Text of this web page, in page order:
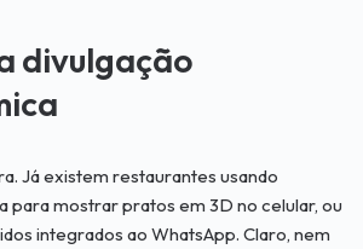
divulgação
Já existem restaurantes usando
para mostrar pratos em 3D no celular, ou
integrados ao WhatsApp. Claro, nem